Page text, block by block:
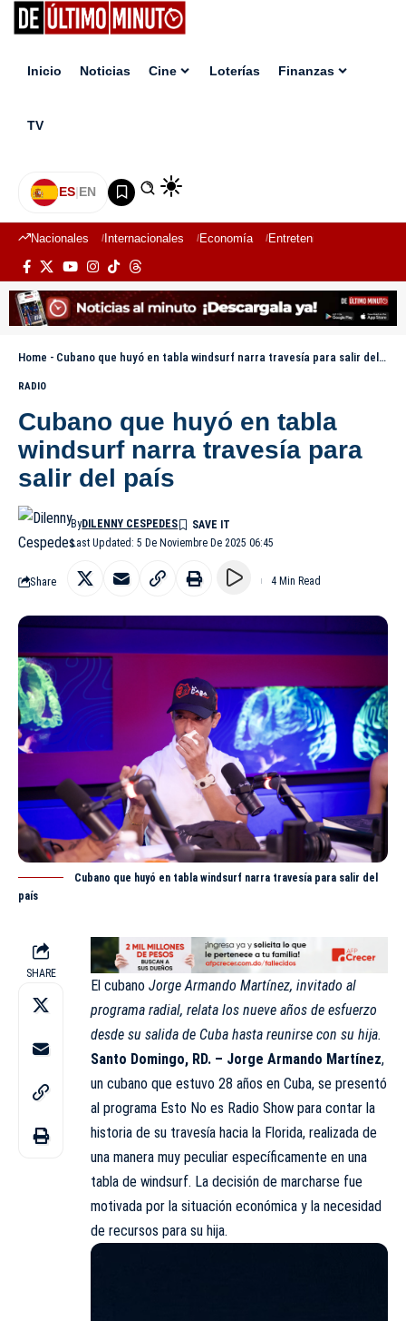
Inicio Noticias Cine Loterías Finanzas
TV
ES|EN
Nacionales Internacionales Economía Entretenimiento
Home - Cubano que huyó en tabla windsurf narra travesía para salir del país
RADIO
Cubano que huyó en tabla
windsurf narra travesía para
salir del país
Last Updated: 5 De Noviembre De 2025 06:45
ByDILENNY CESPEDES
Share 4 Min Read
Cubano que huyó en tabla windsurf narra travesía para salir del
país
SHARE
El cubano Jorge Armando Martínez, invitado al
programa radial, relata los nueve años de esfuerzo
desde su salida de Cuba hasta reunirse con su hija.
Santo Domingo, RD. – Jorge Armando Martínez,
un cubano que estuvo 28 años en Cuba, se presentó
al programa Esto No es Radio Show para contar la
historia de su travesía hacia la Florida, realizada de
una manera muy peculiar específicamente en una
tabla de windsurf. La decisión de marcharse fue
motivada por la situación económica y la necesidad
de recursos para su hija.